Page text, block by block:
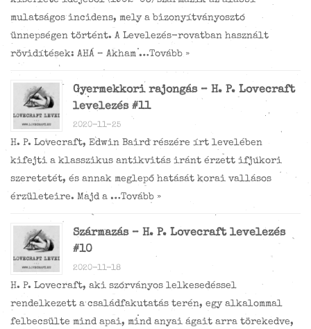
mulatságos incidens, mely a bizonyítványosztó
ünnepségen történt. A Levelezés-rovatban használt
rövidítések: AHÁ – Akham …Tovább »
Gyermekkori rajongás – H. P. Lovecraft
levelezés #11
2020-11-25
H. P. Lovecraft, Edwin Baird részére írt levelében
kifejti a klasszikus antikvitás iránt érzett ifjúkori
szeretetét, és annak meglepő hatását korai vallásos
érzületeire. Majd a …Tovább »
Származás – H. P. Lovecraft levelezés
#10
2020-11-18
H. P. Lovecraft, aki szórványos lelkesedéssel
rendelkezett a családfakutatás terén, egy alkalommal
felbecsülte mind apai, mind anyai ágait arra törekedve,